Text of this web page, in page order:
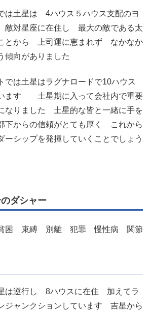
は土星は 4ハウス５ハウス支配のヨ
敵対星座に在住し 最大の敵である太
とから 上司運に恵まれず なかなか
傾向がありました
では土星はラグナロードで10ハウス
ます 土星期に入って会社内で重要
なりました 土星的な皆と一緒に手を
からの信頼がとても厚く これから
ーシップを発揮していくことでしょう
ダシャー
困 束縛 別離 犯罪 慢性病 関節
は逆行し 8ハウスに在住 加えてラ
ジャンクションしています 吉星から